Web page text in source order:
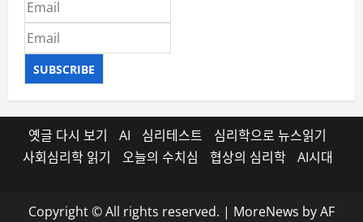
SUBSCRIBE
옛글 다시 보기 AI 심리테스트
심리학으로 뉴스읽기
사회심리학 읽기
오늘의 수치심 협상의 심리학 AI시대
Copyright © All rights reserved. | MoreNews by AF